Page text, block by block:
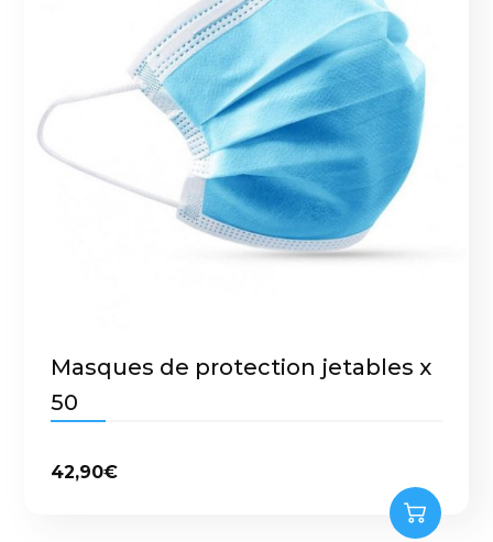
Masques de protection jetables x
50
42,90€